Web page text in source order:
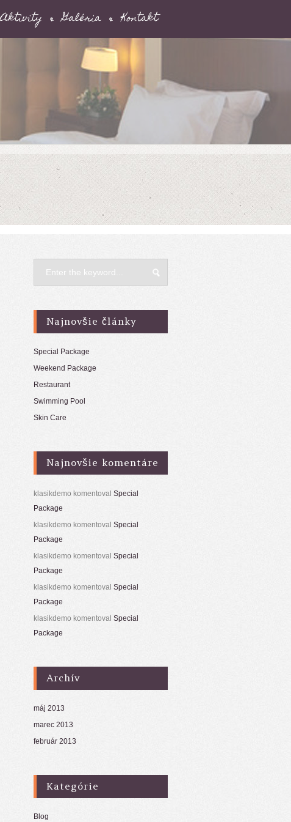
Aktivity Galéria Kontakt
Najnovšie články
Special Package
Weekend Package
Restaurant
Swimming Pool
Skin Care
Najnovšie komentáre
klasikdemo komentoval Special
Package
klasikdemo komentoval Special
Package
klasikdemo komentoval Special
Package
klasikdemo komentoval Special
Package
klasikdemo komentoval Special
Package
Archív
máj 2013
marec 2013
február 2013
Kategórie
Blog